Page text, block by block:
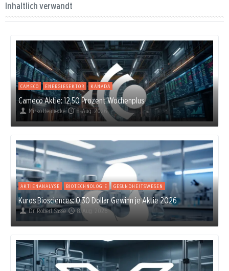
Inhaltlich verwandt
CAMECO ENERGIESEKTOR KANADA
Cameco Aktie: 12,50 Prozent Wochenplus
Mirko Hennecke 8. Aug. 2026
AKTIENANALYSE BIOTECHNOLOGIE GESUNDHEITSWESEN
Kuros Biosciences: 0,30 Dollar Gewinn je Aktie 2026
Dr. Robert Sasse 8. Aug. 2026